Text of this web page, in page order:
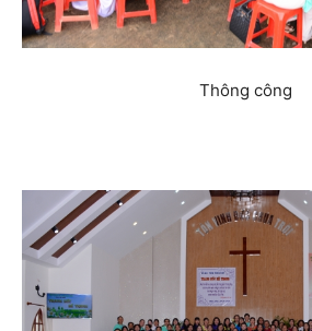
Thông công